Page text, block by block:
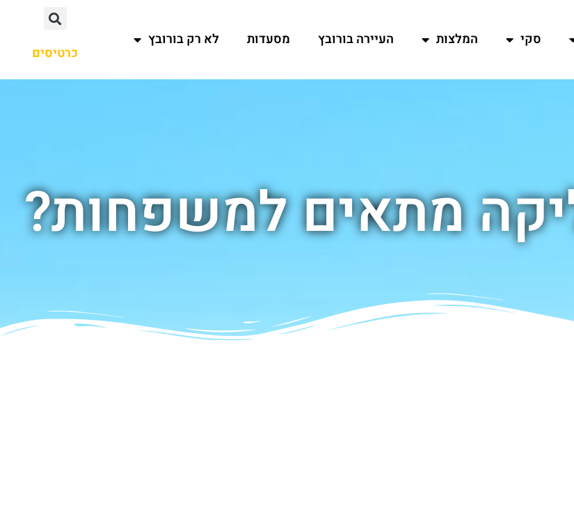
סקי המלצות העיירה בורובץ מסעדות לא רק בורובץ
כרטיסים
מתאים למשפחות?